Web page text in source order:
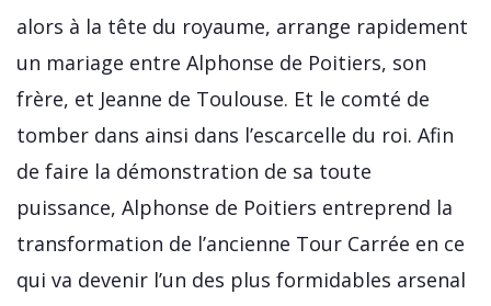
alors à la tête du royaume, arrange rapidement
un mariage entre Alphonse de Poitiers, son
frère, et Jeanne de Toulouse. Et le comté de
tomber dans ainsi dans l’escarcelle du roi. Afin
de faire la démonstration de sa toute
puissance, Alphonse de Poitiers entreprend la
transformation de l’ancienne Tour Carrée en ce
qui va devenir l’un des plus formidables arsenal